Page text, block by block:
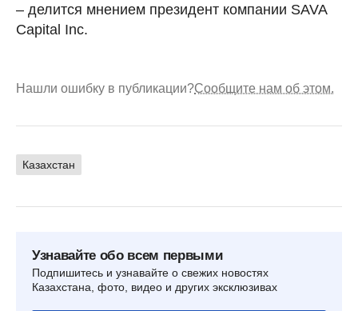
– делится мнением президент компании SAVA
Capital Inc.
Нашли ошибку в публикации?Сообщите нам об этом.
Казахстан
Узнавайте обо всем первыми
Подпишитесь и узнавайте о свежих новостях
Казахстана, фото, видео и других эксклюзивах